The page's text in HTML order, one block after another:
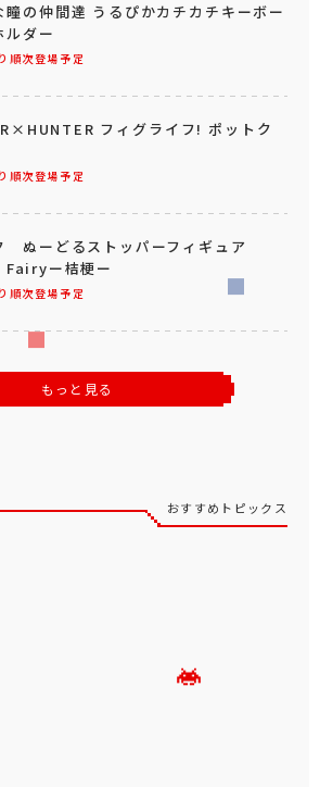
順次登場予定
瞳の仲間達 うるぴかカチカチキーボー
ルダー
順次登場予定
フィグライフ! ポットク
順次登場予定
ぬーどるストッパーフィギュア
ー桔梗ー
もっと見る
おすすめトピックス